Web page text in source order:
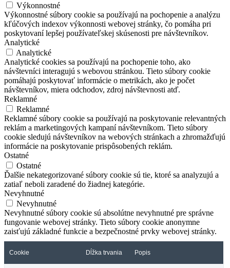
Výkonnostné
Výkonnostné súbory cookie sa používajú na pochopenie a analýzu
kľúčových indexov výkonnosti webovej stránky, čo pomáha pri
poskytovaní lepšej používateľskej skúsenosti pre návštevníkov.
Analytické
Analytické
Analytické cookies sa používajú na pochopenie toho, ako
návštevníci interagujú s webovou stránkou. Tieto súbory cookie
pomáhajú poskytovať informácie o metrikách, ako je počet
návštevníkov, miera odchodov, zdroj návštevnosti atď.
Reklamné
Reklamné
Reklamné súbory cookie sa používajú na poskytovanie relevantných
reklám a marketingových kampaní návštevníkom. Tieto súbory
cookie sledujú návštevníkov na webových stránkach a zhromažďujú
informácie na poskytovanie prispôsobených reklám.
Ostatné
Ostatné
Ďalšie nekategorizované súbory cookie sú tie, ktoré sa analyzujú a
zatiaľ neboli zaradené do žiadnej kategórie.
Nevyhnutné
Nevyhnutné
Nevyhnutné súbory cookie sú absolútne nevyhnutné pre správne
fungovanie webovej stránky. Tieto súbory cookie anonymne
zaisťujú základné funkcie a bezpečnostné prvky webovej stránky.
Cookie Dĺžka trvania Popis